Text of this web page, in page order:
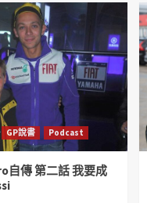
GP說書 Podcast
自傳 第二話 我要成